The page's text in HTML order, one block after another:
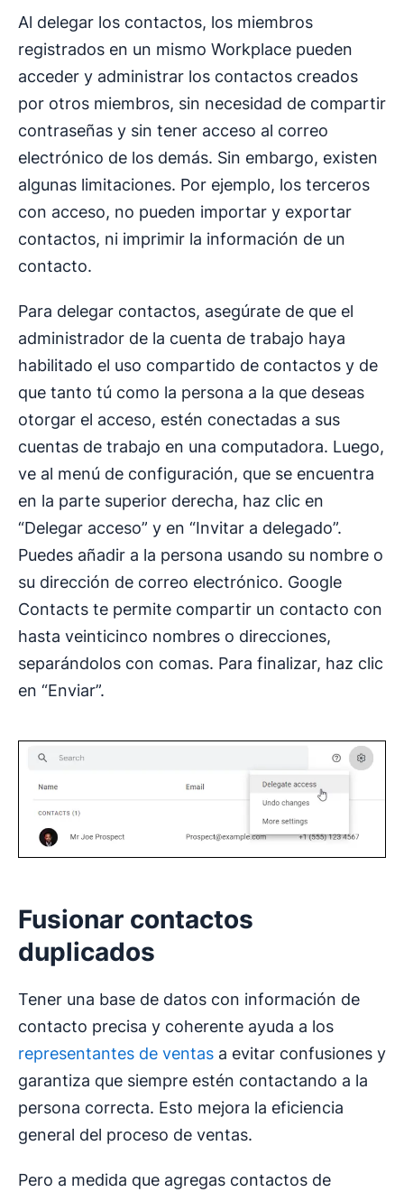
Al delegar los contactos, los miembros
registrados en un mismo Workplace pueden
acceder y administrar los contactos creados
por otros miembros, sin necesidad de compartir
contraseñas y sin tener acceso al correo
electrónico de los demás. Sin embargo, existen
algunas limitaciones. Por ejemplo, los terceros
con acceso, no pueden importar y exportar
contactos, ni imprimir la información de un
contacto.
Para delegar contactos, asegúrate de que el
administrador de la cuenta de trabajo haya
habilitado el uso compartido de contactos y de
que tanto tú como la persona a la que deseas
otorgar el acceso, estén conectadas a sus
cuentas de trabajo en una computadora. Luego,
ve al menú de configuración, que se encuentra
en la parte superior derecha, haz clic en
“Delegar acceso” y en “Invitar a delegado”.
Puedes añadir a la persona usando su nombre o
su dirección de correo electrónico. Google
Contacts te permite compartir un contacto con
hasta veinticinco nombres o direcciones,
separándolos con comas. Para finalizar, haz clic
en “Enviar”.
Fusionar contactos
duplicados
Tener una base de datos con información de
contacto precisa y coherente ayuda a los
representantes de ventas a evitar confusiones y
garantiza que siempre estén contactando a la
persona correcta. Esto mejora la eficiencia
general del proceso de ventas.
Pero a medida que agregas contactos de